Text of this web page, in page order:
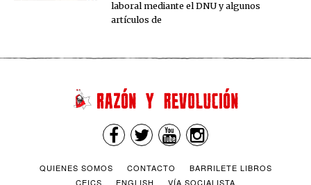
laboral mediante el DNU y algunos
artículos de
QUIENES SOMOS CONTACTO
BARRILETE LIBROS
CEICS
ENGLISH VÍA SOCIALISTA